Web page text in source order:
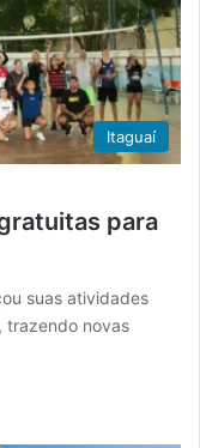
Itaguaí
para
suas atividades
trazendo novas